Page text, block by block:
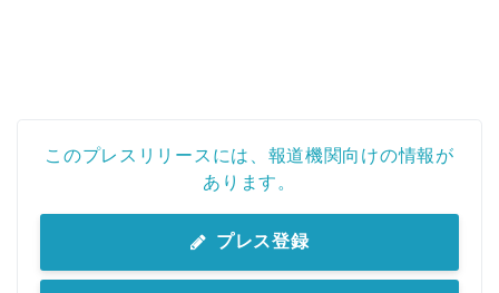
このプレスリリースには、報道機関向けの情報が
あります。
プレス登録